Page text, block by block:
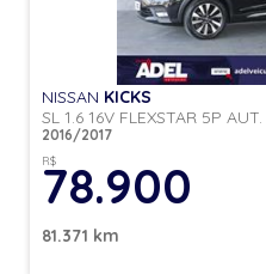
NISSAN KICKS
SL 1.6 16V FLEXSTAR 5P AUT.
2016/2017
R$
78.900
81.371 km